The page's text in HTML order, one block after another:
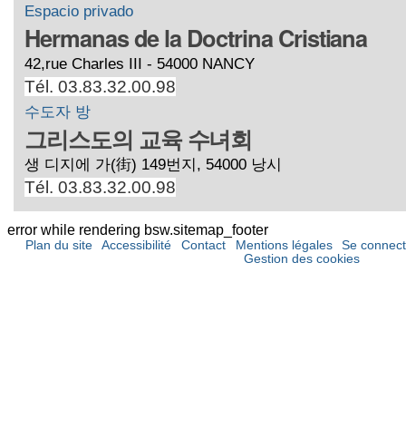
Espacio privado
Hermanas de la Doctrina Cristiana
42,rue Charles III - 54000 NANCY
Tél. 03.83.32.00.98
수도자 방
그리스도의 교육 수녀회
생 디지에 가(街) 149번지, 54000 낭시
Tél. 03.83.32.00.98
error while rendering bsw.sitemap_footer
Plan du site Accessibilité Contact Mentions légales
Se
Gestion des cookies